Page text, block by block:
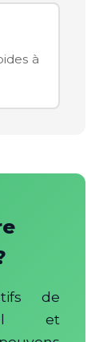
à
de
et